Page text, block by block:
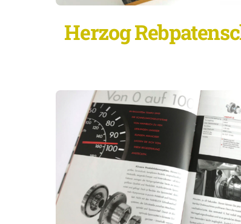
Herzog